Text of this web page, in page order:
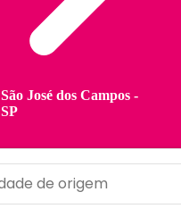
São José dos Campos -
SP